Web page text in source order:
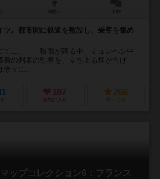
ツ。都市間に鉄道を敷設し、乗客を集め
て...... 秋雨が降る中、ミュンヘン中
の列車の到着を、立ち上る煙が告げ
徐々に...
107
お気に入り
266
持ってる
ップコレクション6：フランス